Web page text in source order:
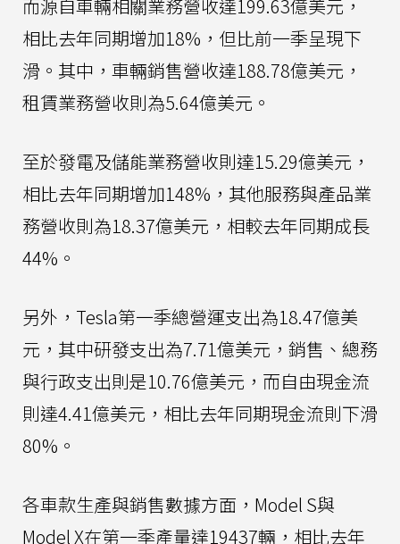
而源自車輛相關業務營收達199.63億美元，
相比去年同期增加18%，但比前一季呈現下
滑。其中，車輛銷售營收達188.78億美元，
租賃業務營收則為5.64億美元。
至於發電及儲能業務營收則達15.29億美元，
相比去年同期增加148%，其他服務與產品業
務營收則為18.37億美元，相較去年同期成長
44%。
另外，Tesla第一季總營運支出為18.47億美
元，其中研發支出為7.71億美元，銷售、總務
與行政支出則是10.76億美元，而自由現金流
則達4.41億美元，相比去年同期現金流則下滑
80%。
各車款生產與銷售數據方面，Model S與
Model X在第一季產量達19437輛，相比去年